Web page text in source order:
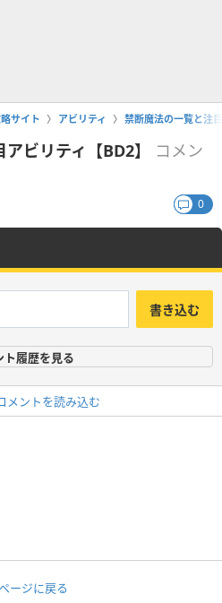
サイト アビリティ 禁断魔法の一覧と注
ビリティ【BD2】
コメン
0
書き込む
ト履歴を見る
メントを読み込む
ージに戻る